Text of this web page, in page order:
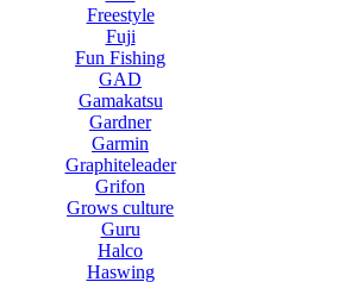
Freestyle
Fuji
Fun Fishing
GAD
Gamakatsu
Gardner
Garmin
Graphiteleader
Grifon
Grows culture
Guru
Halco
Haswing